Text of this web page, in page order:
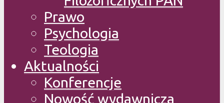
Prawo
Psychologia
Teologia
Aktualności
Konferencje
Nowość wydawnicza